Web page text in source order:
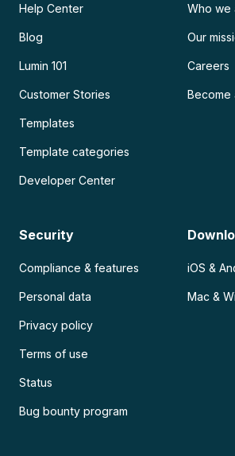
Help Center
Blog
Lumin 101
Customer Stories
Templates
Template categories
Developer Center
Who we
Our
Careers
Become
Security
Compliance & features
Personal data
Privacy policy
Terms of use
Status
Bug bounty program
iOS &
Mac &